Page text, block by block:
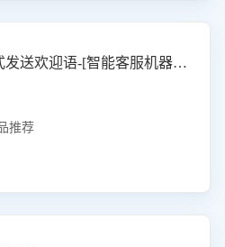
京东-卡片样式发送欢迎语-[智能客服机器人]
推荐